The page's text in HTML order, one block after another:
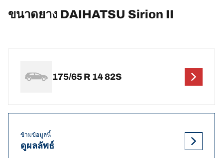
ขนาดยาง DAIHATSU Sirion II
175/65 R 14 82S
ข้ามข้อมูลนี้
ดูผลลัพธ์